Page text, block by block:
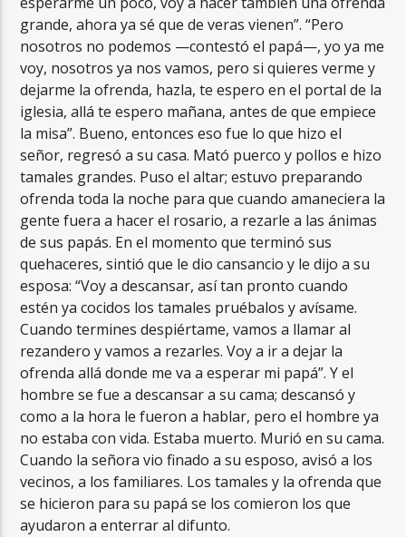
grande, ahora ya sé que de veras vienen”. “Pero
nosotros no podemos —contestó el papá—, yo ya me
voy, nosotros ya nos vamos, pero si quieres verme y
dejarme la ofrenda, hazla, te espero en el portal de la
iglesia, allá te espero mañana, antes de que empiece
la misa”. Bueno, entonces eso fue lo que hizo el
señor, regresó a su casa. Mató puerco y pollos e hizo
tamales grandes. Puso el altar; estuvo preparando
ofrenda toda la noche para que cuando amaneciera la
gente fuera a hacer el rosario, a rezarle a las ánimas
de sus papás. En el momento que terminó sus
quehaceres, sintió que le dio cansancio y le dijo a su
esposa: “Voy a descansar, así tan pronto cuando
estén ya cocidos los tamales pruébalos y avísame.
Cuando termines despiértame, vamos a llamar al
rezandero y vamos a rezarles. Voy a ir a dejar la
ofrenda allá donde me va a esperar mi papá”. Y el
hombre se fue a descansar a su cama; descansó y
como a la hora le fueron a hablar, pero el hombre ya
no estaba con vida. Estaba muerto. Murió en su cama.
Cuando la señora vio finado a su esposo, avisó a los
vecinos, a los familiares. Los tamales y la ofrenda que
se hicieron para su papá se los comieron los que
ayudaron a enterrar al difunto.